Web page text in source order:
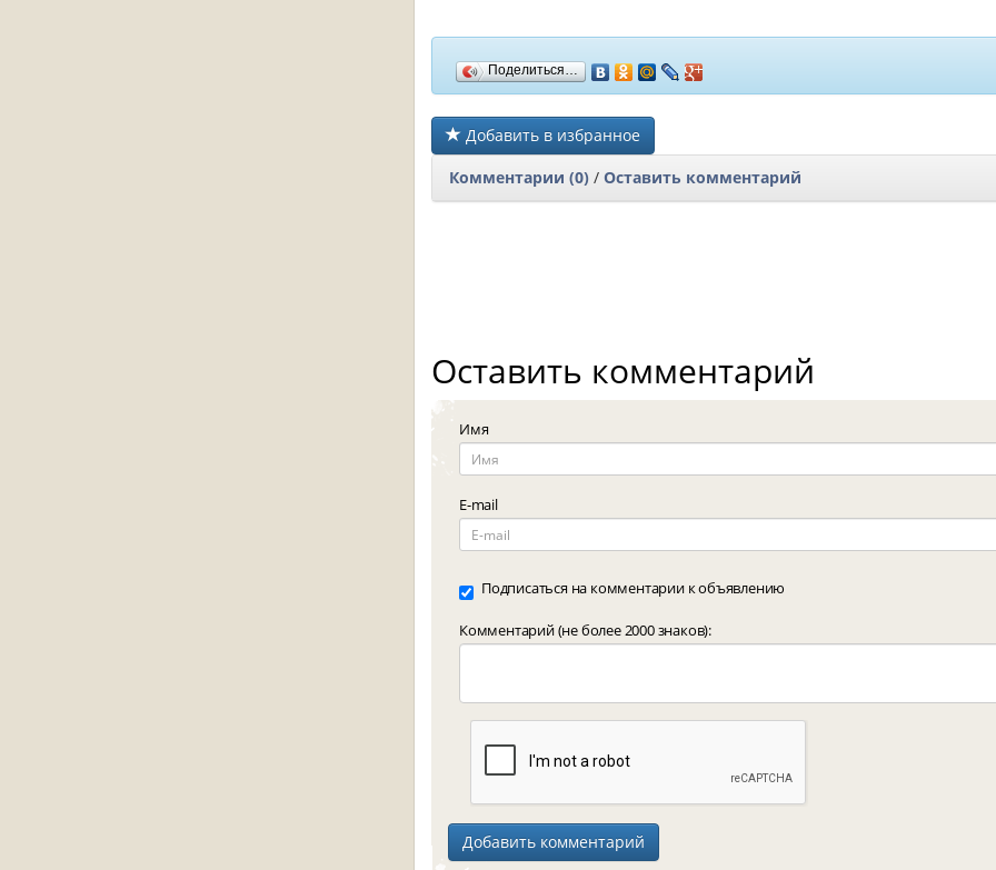
Поделиться…
Добавить в избранное
Комментарии (0) / Оставить комментарий
Оставить комментарий
Имя
E-mail
Подписаться на комментарии к объявлению
Комментарий (не более 2000 знаков):